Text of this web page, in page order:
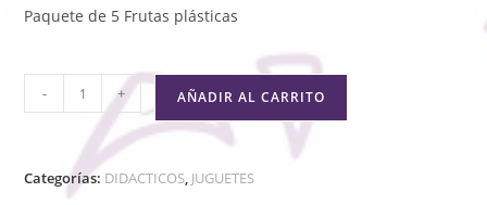
Paquete de 5 Frutas plásticas
- + AÑADIR AL CARRITO
Categorías: DIDACTICOS, JUGUETES